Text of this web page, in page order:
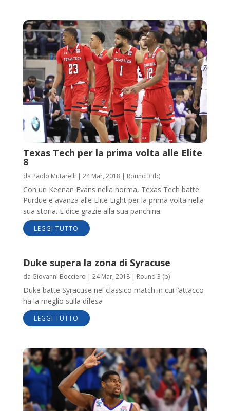
Texas Tech per la prima volta alle Elite
8
da Paolo Mutarelli | 24 Mar, 2018| Round 3 (b)
Con un Keenan Evans nella norma, Texas Tech batte
Purdue e avanza alle Elite Eight per la prima volta nella
sua storia. E dice grazie alla sua panchina.
LEGGI TUTTO
Duke supera la zona di Syracuse
da Giovanni Bocciero | 24 Mar, 2018| Round 3 (b)
Duke batte Syracuse nel classico match in cui l’attacco
ha la meglio sulla difesa
LEGGI TUTTO